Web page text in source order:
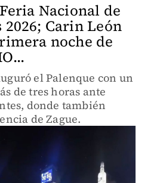
Nacional de
2026; Carin León
noche de
el Palenque con un
de tres horas ante
donde también
de Zague.